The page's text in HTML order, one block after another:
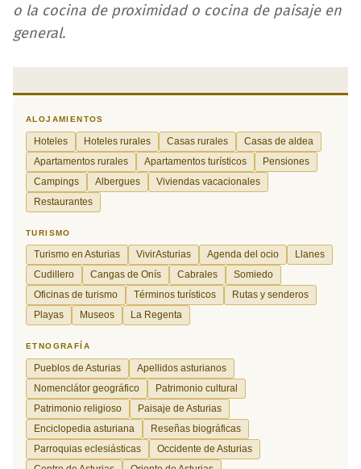
o la cocina de proximidad o cocina de paisaje en
general.